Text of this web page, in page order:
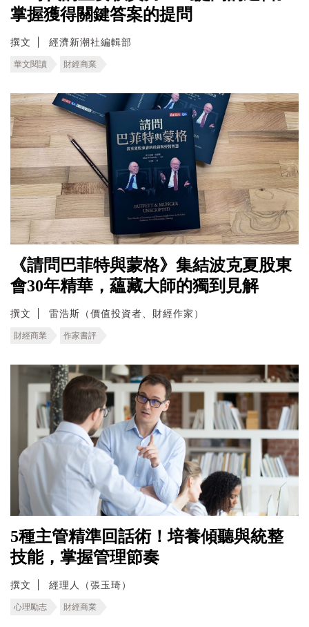
掌握獲得關鍵答案的提問
撰文 經濟新潮社編輯部
華文閱讀 財經商業
《請問巴菲特與蒙格》集結波克夏股東
會30年精華，蘊藏大師的獨到見解
撰文 雷浩斯（價值投資者、財經作家）
財經商業 作家書評
5種主管精準回話術！培養傾聽與統整
技能，掌握管理節奏
撰文 經理人（張玉琦）
心理勵志 財經商業